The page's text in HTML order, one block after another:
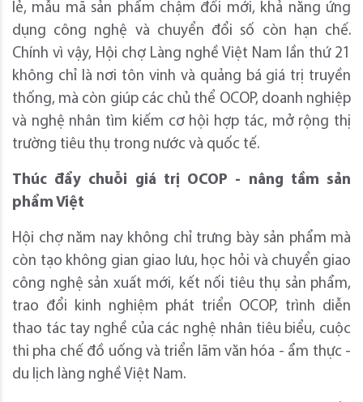
lẻ, mẫu mã sản phẩm chậm đổi mới, khả năng ứng
dụng công nghệ và chuyển đổi số còn hạn chế.
Chính vì vậy, Hội chợ Làng nghề Việt Nam lần thứ 21
không chỉ là nơi tôn vinh và quảng bá giá trị truyền
thống, mà còn giúp các chủ thể OCOP, doanh nghiệp
và nghệ nhân tìm kiếm cơ hội hợp tác, mở rộng thị
trường tiêu thụ trong nước và quốc tế.
Thúc đẩy chuỗi giá trị OCOP - nâng tầm sản
phẩm Việt
Hội chợ năm nay không chỉ trưng bày sản phẩm mà
còn tạo không gian giao lưu, học hỏi và chuyển giao
công nghệ sản xuất mới, kết nối tiêu thụ sản phẩm,
trao đổi kinh nghiệm phát triển OCOP, trình diễn
thao tác tay nghề của các nghệ nhân tiêu biểu, cuộc
thi pha chế đồ uống và triển lãm văn hóa - ẩm thực -
du lịch làng nghề Việt Nam.